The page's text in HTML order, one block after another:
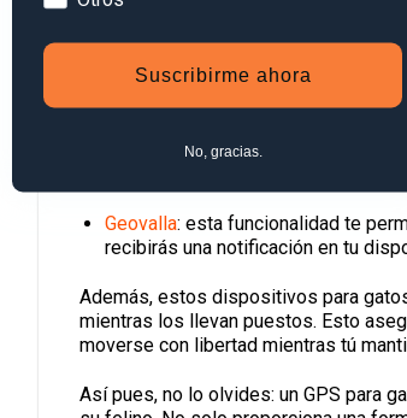
Seguimiento en tiempo real: esta
aplicación en tu teléfono móvil.
Botón de llamada: algunos
gato. Esto puede ser útil para
Geovalla: esta funcionalidad te
recibirás una notificación en tu
Además, estos dispositivos para
mientras los llevan puestos. Esto
moverse con libertad mientras tú
Así pues, no lo olvides: un GPS para
Suscribirme ahora
No, gracias.